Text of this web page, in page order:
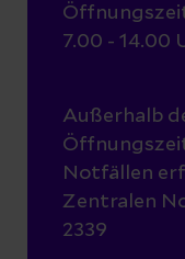
7.00 - 14.00
Außerhalb
Notfällen
Zentralen
2339